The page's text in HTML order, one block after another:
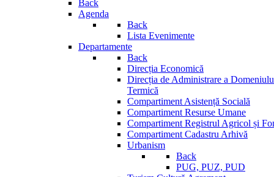
Back
Agenda
Back
Lista Evenimente
Departamente
Back
Direcția Economică
Direcția de Administrare a
Termică
Compartiment Asistență Socială
Compartiment Resurse Umane
Compartiment Registrul Agricol și
Compartiment Cadastru Arhivă
Urbanism
Back
PUG, PUZ, PUD